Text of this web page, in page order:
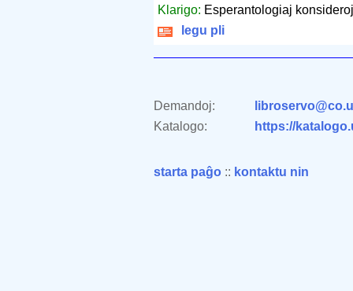
Klarigo: Esperantologiaj
legu pli
Demandoj:
Katalogo:
https://
starta paĝo :: kontaktu nin